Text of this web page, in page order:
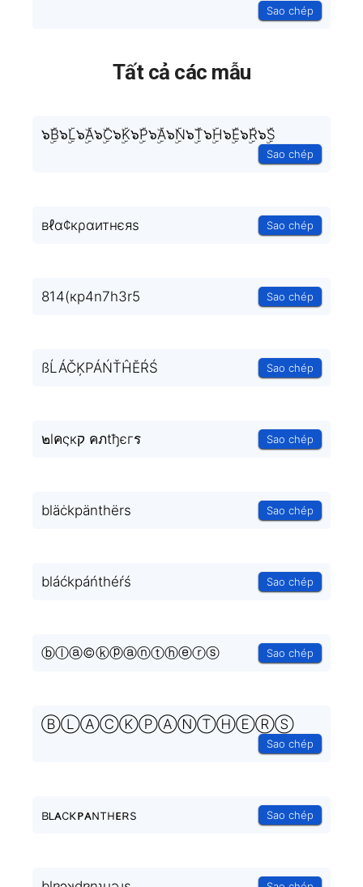
Sao chép
Tất cả các mẫu
๖ۣۜB๖ۣۜL๖ۣۜA๖ۣۜC๖ۣۜK๖ۣۜP๖ۣۜA๖ۣۜN๖ۣۜT๖ۣۜH๖ۣۜE๖ۣۜR๖ۣۜS
Sao chép
вℓα¢кραитнєяѕ Sao chép
814(кp4n7h3r5 Sao chép
ßĹÁČĶPÁŃŤĤĔŔŚ Sao chép
๒lคςкק คภtђєгร Sao chép
bläċkpänthërs Sao chép
bláćkpáńthéŕś Sao chép
ⓑⓛⓐ©ⓚⓟⓐⓝⓣⓗⓔⓡⓢ Sao chép
ⒷⓁⒶⒸⓀⓅⒶⓃⓉⒽⒺⓇⓈ
Sao chép
ʙʟᴀcκᴘᴀɴтнᴇʀs Sao chép